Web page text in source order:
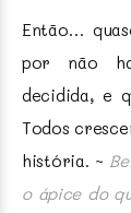
Então…
por não
decidida, e
Todos
história. ~
o ápice do